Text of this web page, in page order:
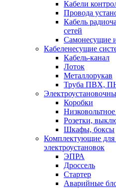
Кабели
Провода
Кабель
сетей
Самонесущие
Кабеленесущие
Кабель-канал
Лоток
Металлорукав
Труба ПВХ,
Коробки
Розетки,
Шкафы, боксы
Комплектующие для
электроустановок
ЭПРА
Дроссель
Стартер
Аварийные